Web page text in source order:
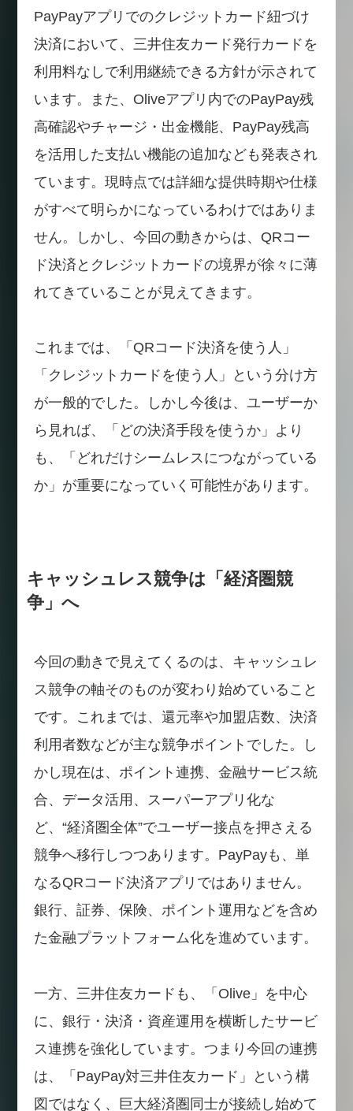
PayPayアプリでのクレジットカード紐づけ
決済において、三井住友カード発行カードを
利用料なしで利用継続できる方針が示されて
います。また、Oliveアプリ内でのPayPay残
高確認やチャージ・出金機能、PayPay残高
を活用した支払い機能の追加なども発表され
ています。現時点では詳細な提供時期や仕様
がすべて明らかになっているわけではありま
せん。しかし、今回の動きからは、QRコー
ド決済とクレジットカードの境界が徐々に薄
れてきていることが見えてきます。
これまでは、「QRコード決済を使う人」
「クレジットカードを使う人」という分け方
が一般的でした。しかし今後は、ユーザーか
ら見れば、「どの決済手段を使うか」より
も、「どれだけシームレスにつながっている
か」が重要になっていく可能性があります。
キャッシュレス競争は「経済圏競
争」へ
今回の動きで見えてくるのは、キャッシュレ
ス競争の軸そのものが変わり始めていること
です。これまでは、還元率や加盟店数、決済
利用者数などが主な競争ポイントでした。し
かし現在は、ポイント連携、金融サービス統
合、データ活用、スーパーアプリ化な
ど、“経済圏全体”でユーザー接点を押さえる
競争へ移行しつつあります。PayPayも、単
なるQRコード決済アプリではありません。
銀行、証券、保険、ポイント運用などを含め
た金融プラットフォーム化を進めています。
一方、三井住友カードも、「Olive」を中心
に、銀行・決済・資産運用を横断したサービ
ス連携を強化しています。つまり今回の連携
は、「PayPay対三井住友カード」という構
図ではなく、巨大経済圏同士が接続し始めて